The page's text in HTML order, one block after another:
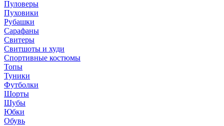
Пуловеры
Пуховики
Рубашки
Сарафаны
Свитеры
Свитшоты и худи
Спортивные костюмы
Топы
Туники
Футболки
Шорты
Шубы
Юбки
Обувь